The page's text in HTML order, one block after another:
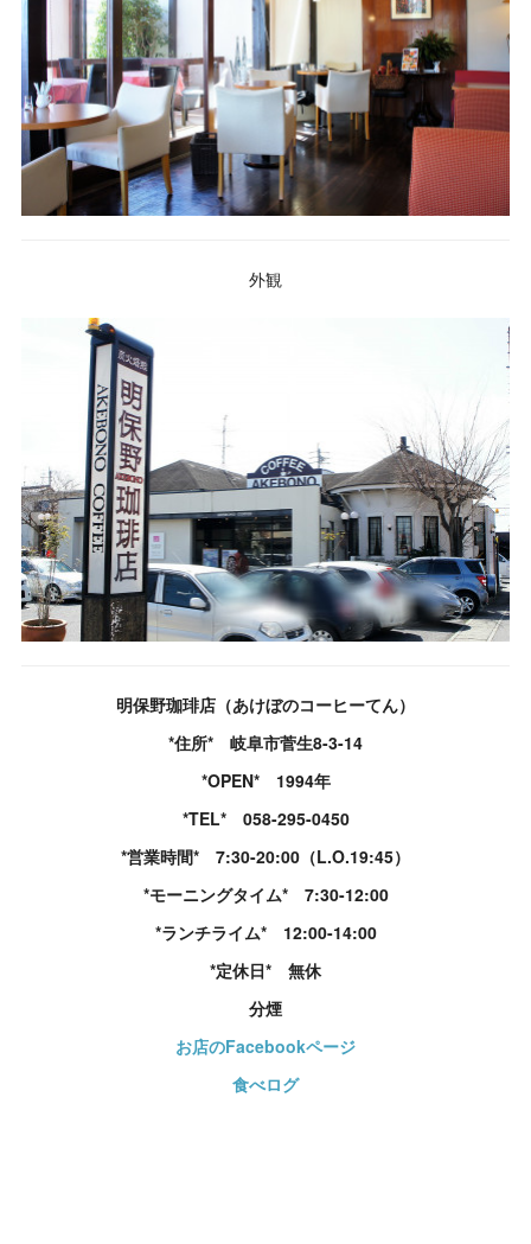
外観
明保野珈琲店（あけぼのコーヒーてん）
*住所* 岐阜市菅生8-3-14
*OPEN* 1994年
*TEL* 058-295-0450
*営業時間* 7:30-20:00（L.O.19:45）
*モーニングタイム* 7:30-12:00
*ランチライム* 12:00-14:00
*定休日* 無休
分煙
お店のFacebookページ
食べログ